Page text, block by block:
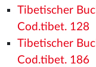
Tibetischer
Cod.tibet. 128
Tibetischer
Cod.tibet. 186